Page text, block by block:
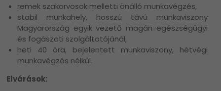
remek szakorvosok melletti önálló munkavégzés,
stabil munkahely, hosszú távú munkaviszony
Magyarország egyik vezető magán-egészségügyi
és fogászati szolgáltatójánál,
heti 40 óra, bejelentett munkaviszony, hétvégi
munkavégzés nélkül.
Elvárások: